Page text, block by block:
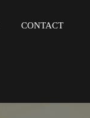
CONTACT